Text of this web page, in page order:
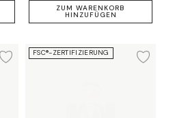
ZUM WARENKORB
HINZUFÜGEN
Zur Wunschliste
Bräutigam H18 cm
FSC®-ZERTIFIZIERUNG